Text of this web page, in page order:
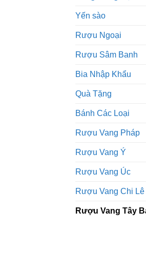
Yến sào
Rượu Ngoại
Rượu Sâm Banh
Bia Nhập Khẩu
Quà Tặng
Bánh Các Loại
Rượu Vang Pháp
Rượu Vang Ý
Rượu Vang Úc
Rượu Vang Chi Lê
Rượu Vang Tây